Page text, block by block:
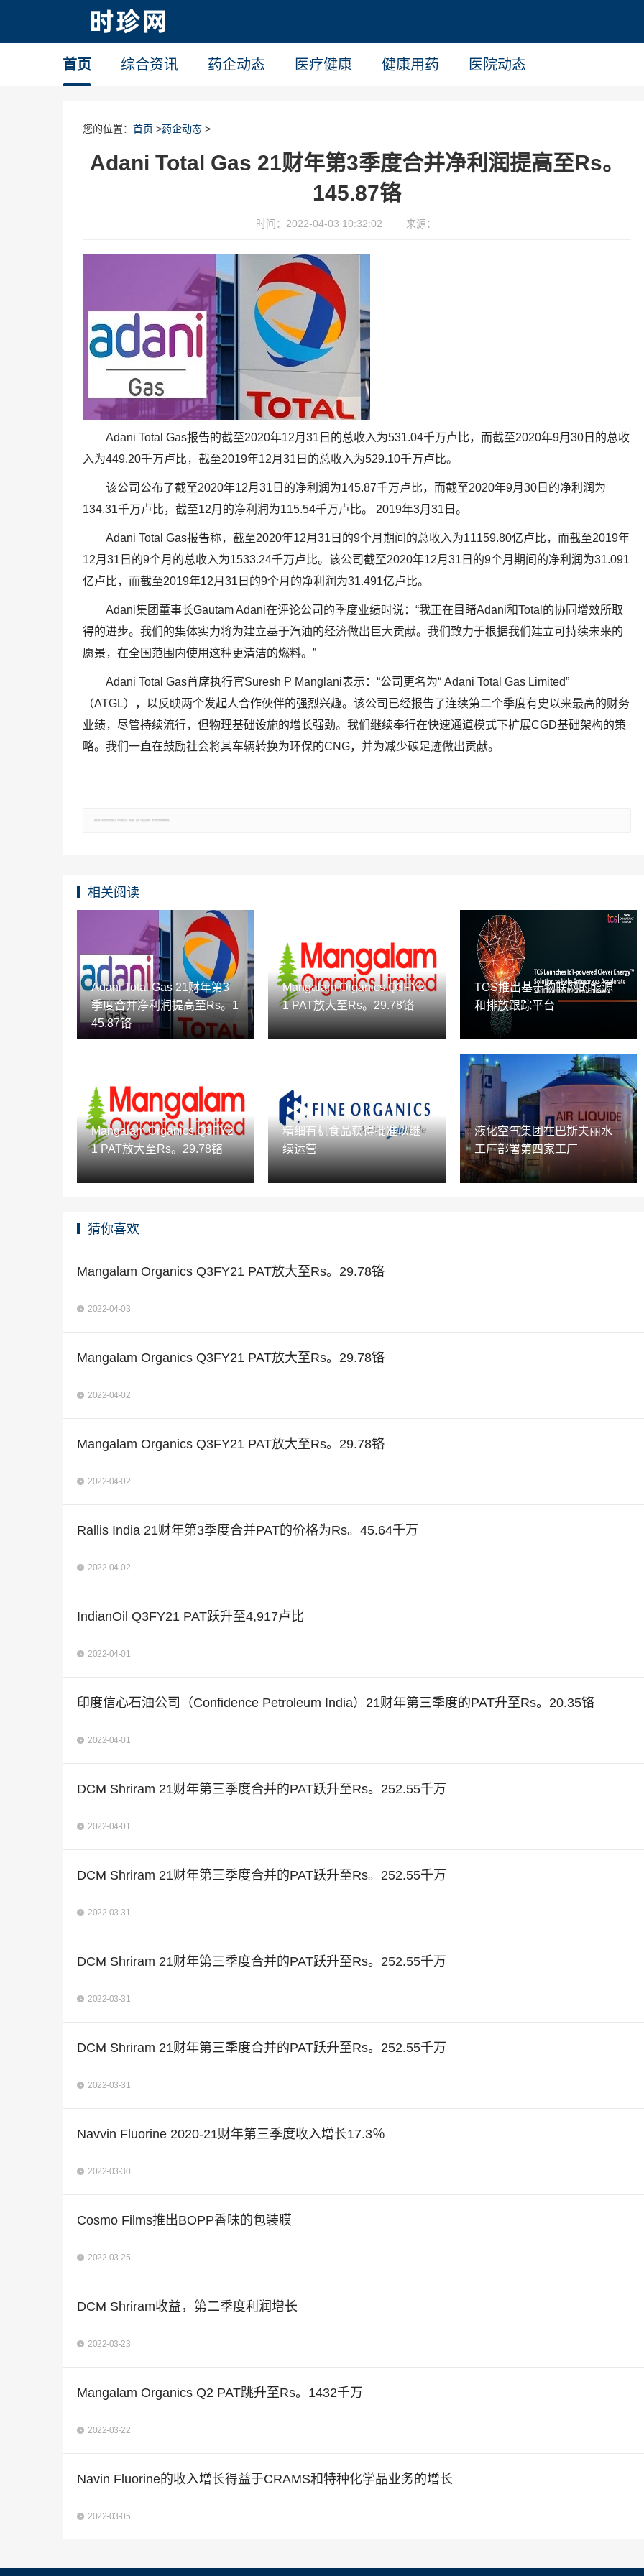
首页 综合资讯 药企动态 医疗健康 健康用药 医院动态
您的位置： 首页 >药企动态 >
Adani Total Gas 21财年第3季度合并净利润提高至Rs。
145.87铬
时间：2022-04-03 10:32:02 来源：
Adani Total Gas报告的截至2020年12月31日的总收入为531.04千万卢比，而截至2020年9月30日的总收
入为449.20千万卢比，截至2019年12月31日的总收入为529.10千万卢比。
该公司公布了截至2020年12月31日的净利润为145.87千万卢比，而截至2020年9月30日的净利润为
134.31千万卢比，截至12月的净利润为115.54千万卢比。 2019年3月31日。
Adani Total Gas报告称，截至2020年12月31日的9个月期间的总收入为11159.80亿卢比，而截至2019年
12月31日的9个月的总收入为1533.24千万卢比。该公司截至2020年12月31日的9个月期间的净利润为31.091
亿卢比，而截至2019年12月31日的9个月的净利润为31.491亿卢比。
Adani集团董事长Gautam Adani在评论公司的季度业绩时说：“我正在目睹Adani和Total的协同增效所取
得的进步。我们的集体实力将为建立基于汽油的经济做出巨大贡献。我们致力于根据我们建立可持续未来的
愿景，在全国范围内使用这种更清洁的燃料。”
Adani Total Gas首席执行官Suresh P Manglani表示：“公司更名为“ Adani Total Gas Limited”
（ATGL），以反映两个发起人合作伙伴的强烈兴趣。该公司已经报告了连续第二个季度有史以来最高的财务
业绩，尽管持续流行，但物理基础设施的增长强劲。我们继续奉行在快速通道模式下扩展CGD基础架构的策
略。我们一直在鼓励社会将其车辆转换为环保的CNG，并为减少碳足迹做出贡献。
郑重声明：文章仅代表原作者观点，不代表本站立场；如有侵权、违规，可直接反馈本站，我们将会作修改或删除处理。
相关阅读
Adani Total Gas 21财年第3
季度合并净利润提高至Rs。1
45.87铬
Mangalam Organics Q3FY2
1 PAT放大至Rs。29.78铬
TCS推出基于物联网的能源
和排放跟踪平台
Mangalam Organics Q3FY2
1 PAT放大至Rs。29.78铬
精细有机食品获得批准以继
续运营
液化空气集团在巴斯夫丽水
工厂部署第四家工厂
猜你喜欢
Mangalam Organics Q3FY21 PAT放大至Rs。29.78铬
2022-04-03
Mangalam Organics Q3FY21 PAT放大至Rs。29.78铬
2022-04-02
Mangalam Organics Q3FY21 PAT放大至Rs。29.78铬
2022-04-02
Rallis India 21财年第3季度合并PAT的价格为Rs。45.64千万
2022-04-02
IndianOil Q3FY21 PAT跃升至4,917卢比
2022-04-01
印度信心石油公司（Confidence Petroleum India）21财年第三季度的PAT升至Rs。20.35铬
2022-04-01
DCM Shriram 21财年第三季度合并的PAT跃升至Rs。252.55千万
2022-04-01
DCM Shriram 21财年第三季度合并的PAT跃升至Rs。252.55千万
2022-03-31
DCM Shriram 21财年第三季度合并的PAT跃升至Rs。252.55千万
2022-03-31
DCM Shriram 21财年第三季度合并的PAT跃升至Rs。252.55千万
2022-03-31
Navvin Fluorine 2020-21财年第三季度收入增长17.3％
2022-03-30
Cosmo Films推出BOPP香味的包装膜
2022-03-25
DCM Shriram收益，第二季度利润增长
2022-03-23
Mangalam Organics Q2 PAT跳升至Rs。1432千万
2022-03-22
Navin Fluorine的收入增长得益于CRAMS和特种化学品业务的增长
2022-03-05